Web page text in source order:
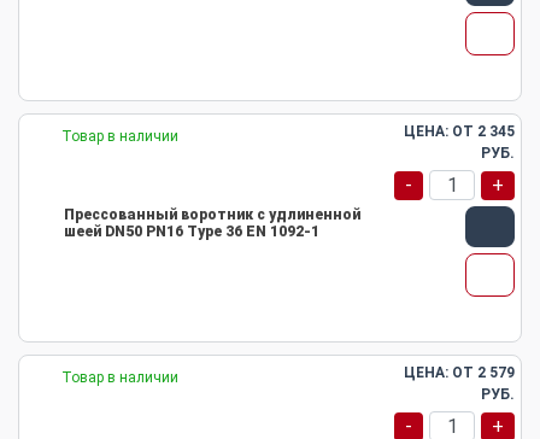
Товар в наличии
Прессованный воротник с удлиненной
шеей DN50 PN16 Type 36 EN 1092-1
ЦЕНА: ОТ 2 345
РУБ.
- +
Товар в наличии ЦЕНА: ОТ 2 579
РУБ.
- +